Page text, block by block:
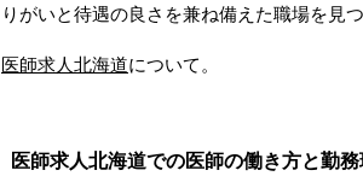
りがいと待遇の良さを兼ね備えた職場を見つ
医師求人北海道について。
医師求人北海道での医師の働き方と勤